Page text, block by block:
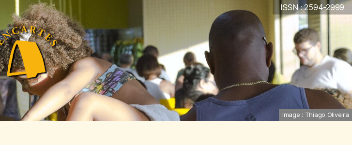
ISSN : 2594-2999
Image : Thiago Oliveira